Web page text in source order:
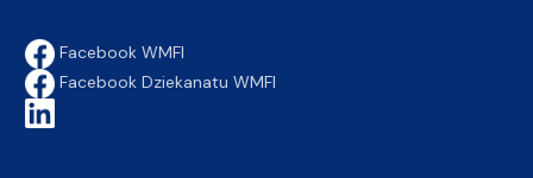
Facebook WMFI
Facebook Dziekanatu WMFI